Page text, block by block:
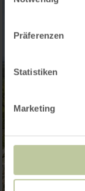
Präferenzen
Statistiken
Marketing